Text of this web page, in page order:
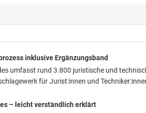
inklusive Ergänzungsband
umfasst rund 3.800 juristische und
für Jurist:innen und
– leicht verständlich erklärt